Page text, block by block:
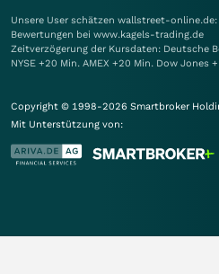
Unsere User schätzen wallstreet-
Bewertungen bei www.kagels-trading.de
Zeitverzögerung der Kursdaten: Deutsche
NYSE +20 Min. AMEX +20 Min. Dow Jones
Copyright © 1998-2026 Smartbroker
Mit Unterstützung von: